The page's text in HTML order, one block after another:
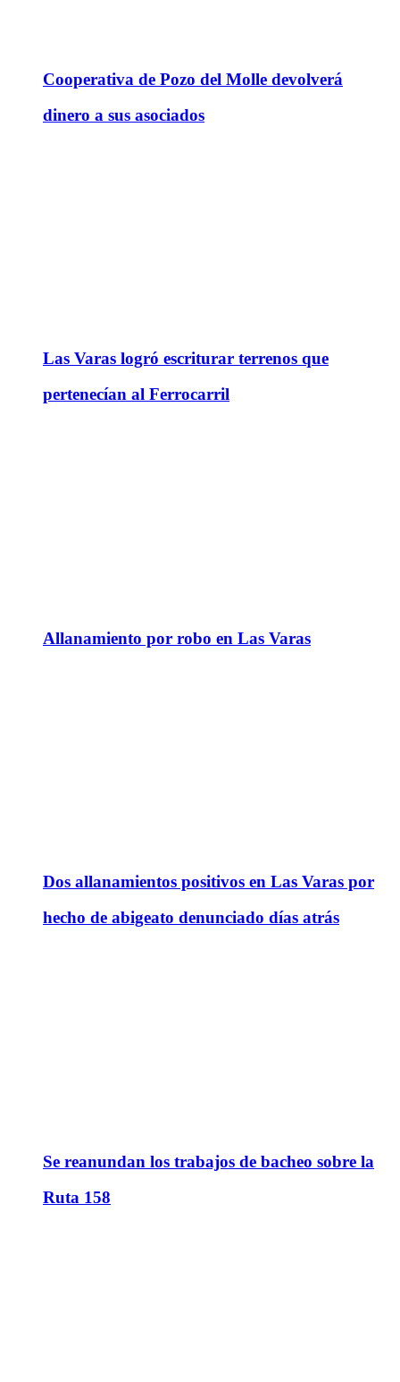
Cooperativa de Pozo del Molle devolverá
dinero a sus asociados
Las Varas logró escriturar terrenos que
pertenecían al Ferrocarril
Allanamiento por robo en Las Varas
Dos allanamientos positivos en Las Varas por
hecho de abigeato denunciado días atrás
Se reanundan los trabajos de bacheo sobre la
Ruta 158